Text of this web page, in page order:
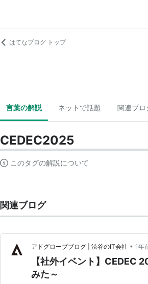
はてなブログ トップ
言葉の解説 ネットで話題 関連ブロ
CEDEC2025
このタグの解説について
関連ブログ
アドグローブブログ | 渋谷のIT会社 • 1年
【社外イベント】CEDEC
みた～